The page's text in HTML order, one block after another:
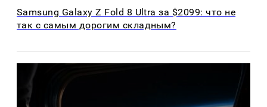
Samsung Galaxy Z Fold 8 Ultra за $2099: что не
так с самым дорогим складным?